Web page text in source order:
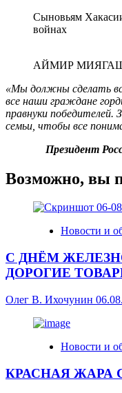
Сыновьям
войнах
АЙМИР
«Мы должны сделать
все наши граждане
правнуки победителей.
семьи, чтобы все
Президент
Возможно, вы
Новости и
С ДНЁМ
ДОРОГИЕ
Олег В. Ихочунин
Новости и
КРАСНАЯ ЖАРА